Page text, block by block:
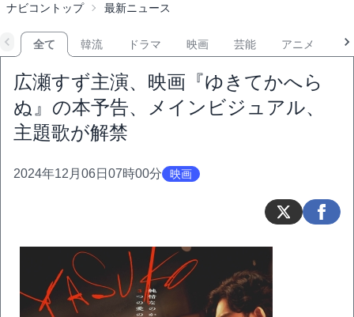
ナビコントップ 最新ニュース
全て 韓流 ドラマ 映画 芸能 アニメ
広瀬すず主演、映画『ゆきてかへら
ぬ』の本予告、メインビジュアル、
主題歌が解禁
2024年12月06日07時00分 映画